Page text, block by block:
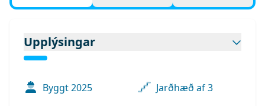
Upplýsingar
Byggt2025
Jarðhæð af 3